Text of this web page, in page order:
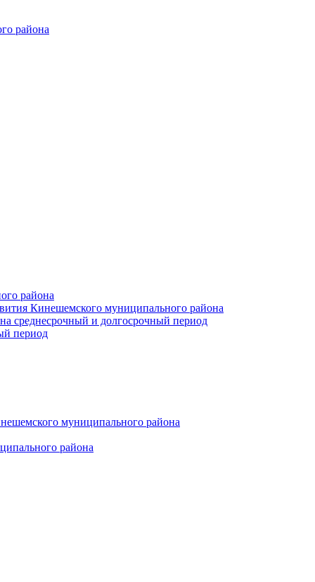
района
района
Кинешемского муниципального района
среднесрочный и долгосрочный период
период
муниципального района
района